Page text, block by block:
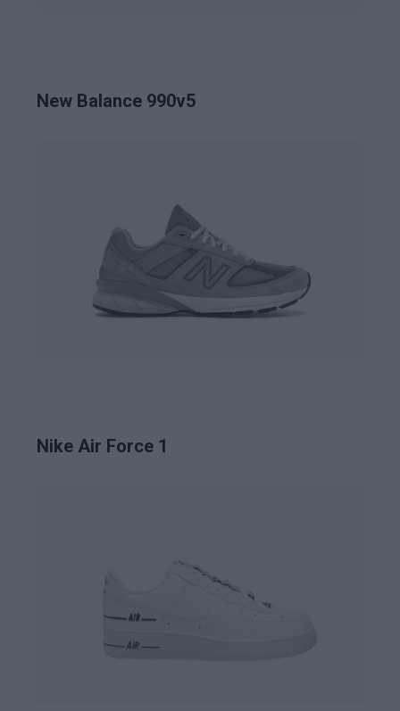
New Balance 990v5
Nike Air Force 1